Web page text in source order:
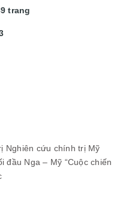
trang
Nghiên cứu chính trị Mỹ
đầu Nga – Mỹ “Cuộc chiến